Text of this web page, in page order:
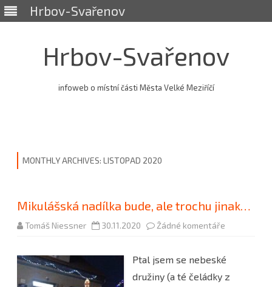
Hrbov-Svařenov
Hrbov-Svařenov
infoweb o místní části Města Velké Meziříčí
MONTHLY ARCHIVES: LISTOPAD 2020
Mikulášská nadílka bude, ale trochu jinak…
Tomáš Niessner 30.11.2020 Žádné komentáře
Mikulášská
bude,
Ptal jsem se nebeské
družiny (a té čeládky z